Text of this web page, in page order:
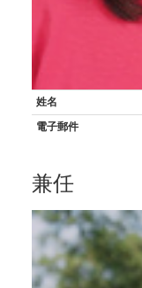
姓名
電子郵件
兼任